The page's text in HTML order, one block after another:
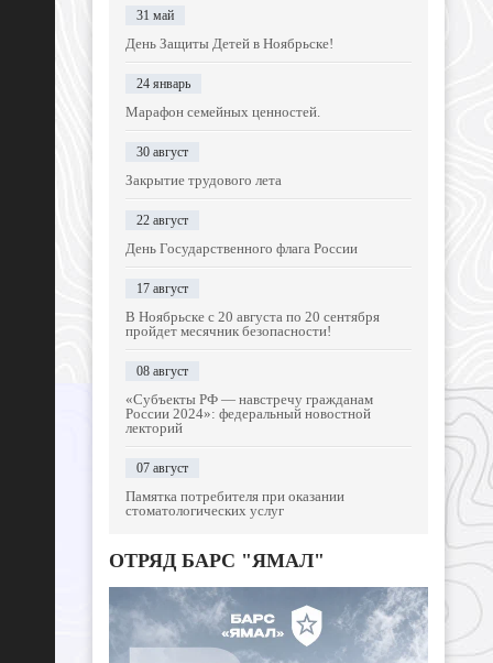
31 май
День Защиты Детей в Ноябрьске!
24 январь
Марафон семейных ценностей.
30 август
Закрытие трудового лета
22 август
День Государственного флага России
17 август
В Ноябрьске с 20 августа по 20 сентября
пройдет месячник безопасности!
08 август
«Субъекты РФ — навстречу гражданам
России 2024»: федеральный новостной
лекторий
07 август
Памятка потребителя при оказании
стоматологических услуг
ОТРЯД БАРС "ЯМАЛ"